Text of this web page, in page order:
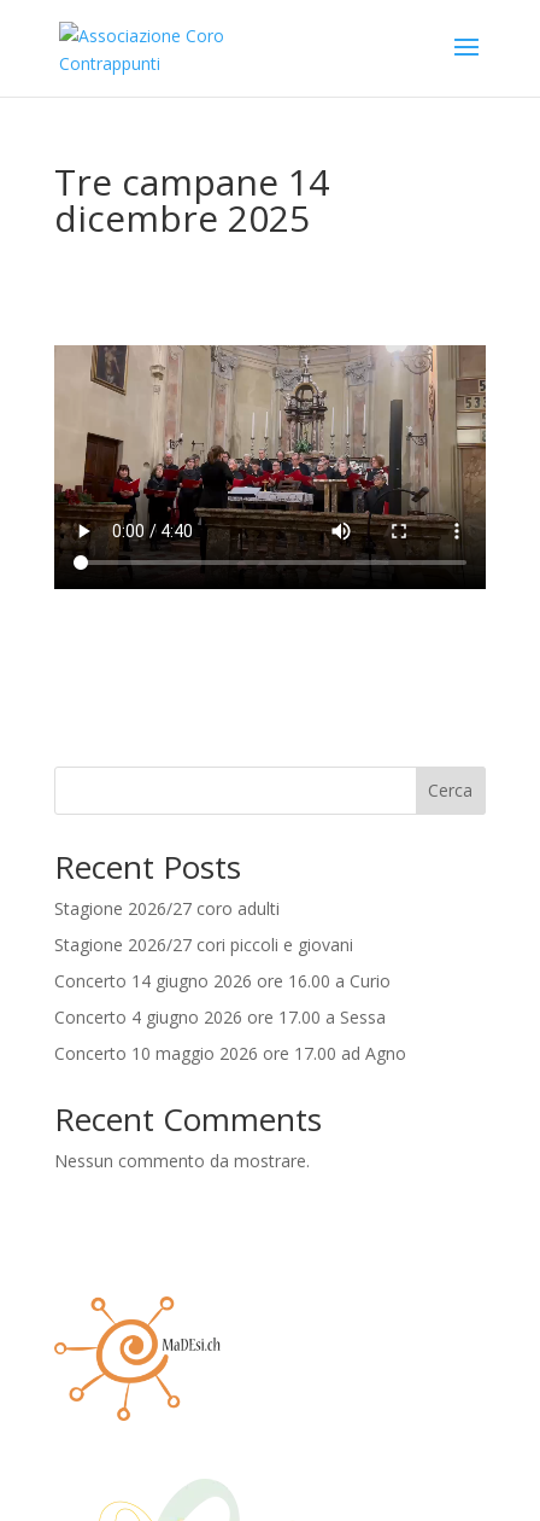
Tre campane 14
dicembre 2025
Cerca
Recent Posts
Stagione 2026/27 coro adulti
Stagione 2026/27 cori piccoli e giovani
Concerto 14 giugno 2026 ore 16.00 a Curio
Concerto 4 giugno 2026 ore 17.00 a Sessa
Concerto 10 maggio 2026 ore 17.00 ad Agno
Recent Comments
Nessun commento da mostrare.